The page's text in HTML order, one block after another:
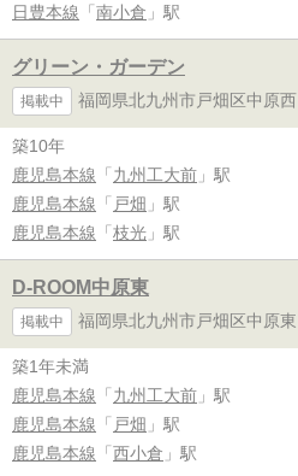
日豊本線 「 南小倉 」駅
グリーン・ガーデン
掲載中 福岡県北九州市戸畑区中原西
築10年
鹿児島本線 「 九州工大前 」駅
鹿児島本線 「 戸畑 」駅
鹿児島本線 「 枝光 」駅
D-ROOM中原東
掲載中 福岡県北九州市戸畑区中原東
築1年未満
鹿児島本線 「 九州工大前 」駅
鹿児島本線 「 戸畑 」駅
鹿児島本線 「 西小倉 」駅